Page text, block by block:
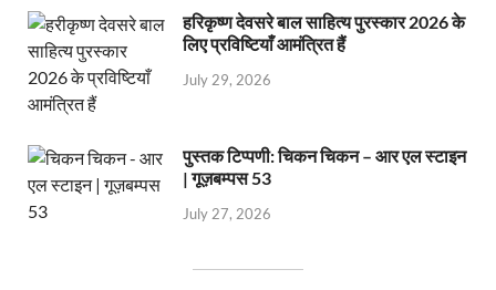
हरिकृष्ण देवसरे बाल साहित्य पुरस्कार 2026 के
लिए प्रविष्टियाँ आमंत्रित हैं
July 29, 2026
पुस्तक टिप्पणी: चिकन चिकन – आर एल स्टाइन
| गूज़बम्पस 53
July 27, 2026